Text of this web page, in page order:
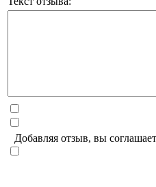
Добавляя отзыв, вы